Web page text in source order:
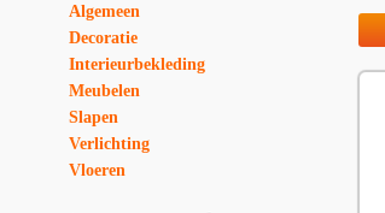
Algemeen
Decoratie
Interieurbekleding
Meubelen
Slapen
Verlichting
Vloeren